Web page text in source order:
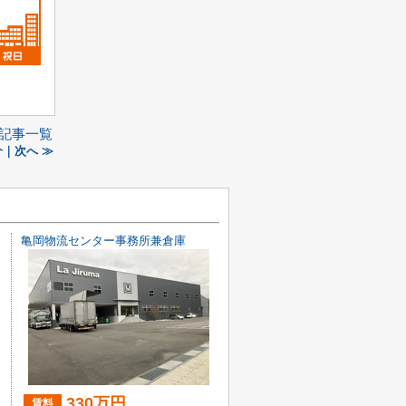
事一覧
｜次へ ≫
亀岡物流センター事務所兼倉庫
賃料